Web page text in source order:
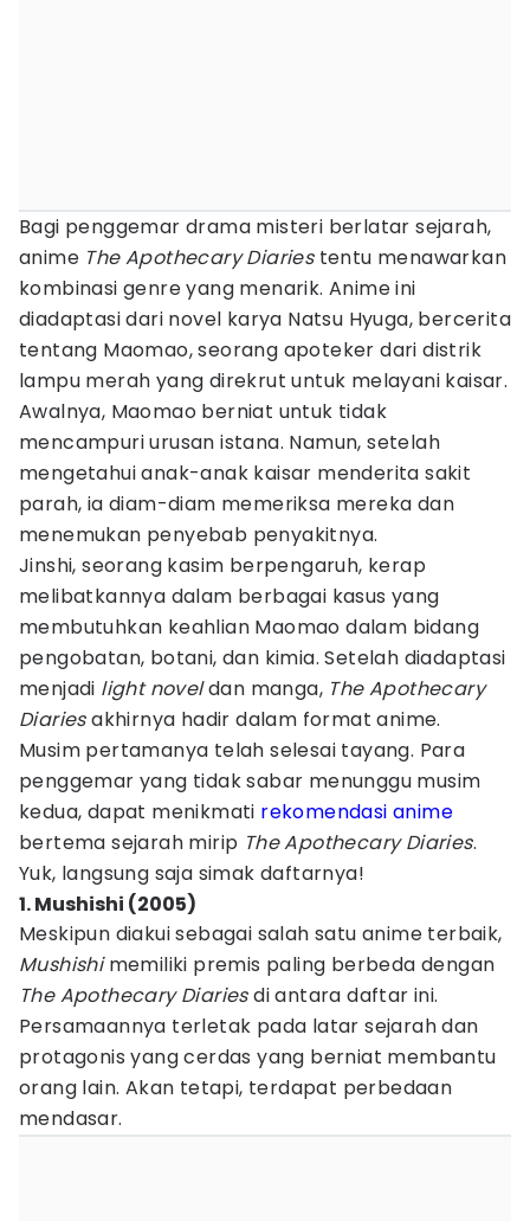
Bagi penggemar drama misteri berlatar sejarah,
anime The Apothecary Diariestentu menawarkan
kombinasi genre yang menarik. Anime ini
diadaptasi dari novel karya Natsu Hyuga, bercerita
tentang Maomao, seorang apoteker dari distrik
lampu merah yang direkrut untuk melayani kaisar.
Awalnya, Maomao berniat untuk tidak
mencampuri urusan istana. Namun, setelah
mengetahui anak-anak kaisar menderita sakit
parah, ia diam-diam memeriksa mereka dan
menemukan penyebab penyakitnya.
Jinshi, seorang kasim berpengaruh, kerap
melibatkannya dalam berbagai kasus yang
membutuhkan keahlian Maomao dalam bidang
pengobatan, botani, dan kimia. Setelah diadaptasi
menjadi light noveldan manga, The Apothecary
Diariesakhirnya hadir dalam format anime.
Musim pertamanya telah selesai tayang. Para
penggemar yang tidak sabar menunggu musim
kedua, dapat menikmati rekomendasi anime
bertema sejarah mirip The Apothecary Diaries.
Yuk, langsung saja simak daftarnya!
1. Mushishi (2005)
Meskipun diakui sebagai salah satu anime terbaik,
Mushishimemiliki premis paling berbeda dengan
The Apothecary Diariesdi antara daftar ini.
Persamaannya terletak pada latar sejarah dan
protagonis yang cerdas yang berniat membantu
orang lain. Akan tetapi, terdapat perbedaan
mendasar.